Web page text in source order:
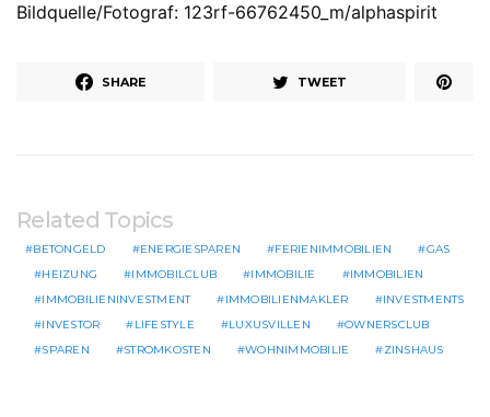
Bildquelle/Fotograf: 123rf-66762450_m/alphaspirit
SHARE TWEET
Related Topics
BETONGELD ENERGIESPAREN FERIENIMMOBILIEN
GAS
HEIZUNG
IMMOBILCLUB IMMOBILIE
IMMOBILIEN
IMMOBILIENINVESTMENT
IMMOBILIENMAKLER
INVESTMENTS
INVESTOR
LIFESTYLE LUXUSVILLEN
OWNERSCLUB
SPAREN
STROMKOSTEN WOHNIMMOBILIE ZINSHAUS